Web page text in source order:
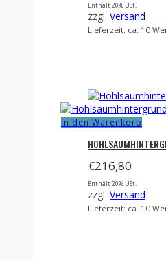
Enthält 20% USt.
zzgl. Versand
Lieferzeit: ca. 10
In den Warenkorb
€216,80
Enthält 20% USt.
zzgl. Versand
Lieferzeit: ca. 10